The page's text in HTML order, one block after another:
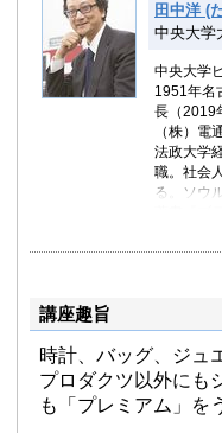
田中洋 (
中央大学
中央大学
1951年名
長（2019
（株）電
法政大学
職。社会
る。ソウ
賞」（4
業務を担
ドバイス
ンダ、メ
素、キリ
ニコン、
講座趣旨
時計、バッグ、ジュ
プロダクツ以外にも
も「プレミアム」を